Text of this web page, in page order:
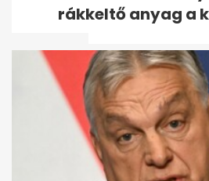
változtatnia -
rákkeltő anyag a